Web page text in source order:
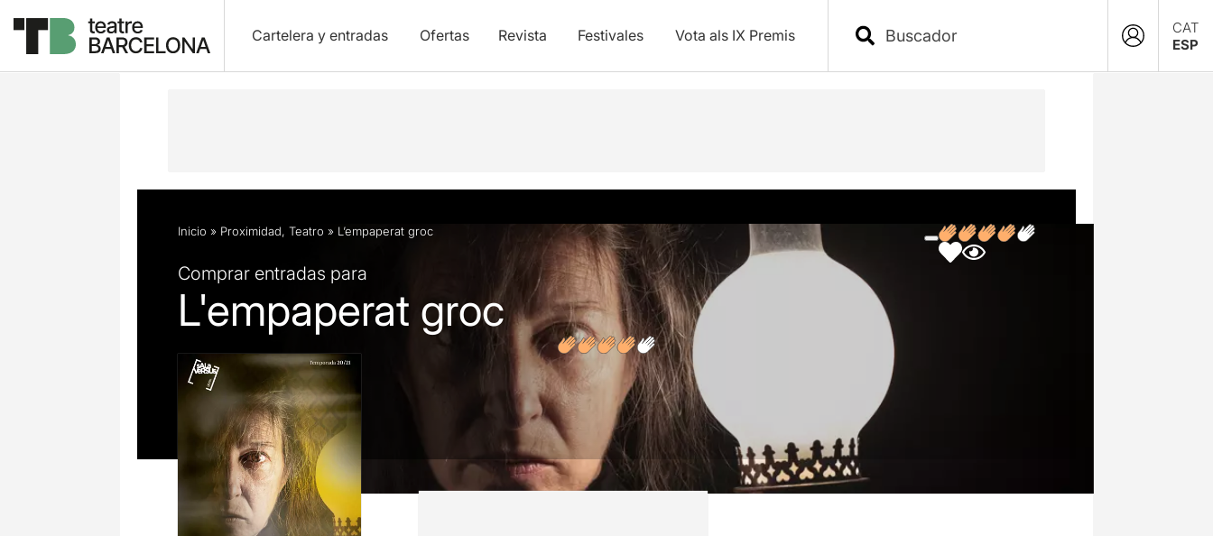
Cartelera y entradas Ofertas Revista Festivales Vota als IX Premis
CAT
ESP
Descripción Ficha artística Fotos y vídeos Opiniones Artículos
Inicio » Proximidad, Teatro » L’empaperat groc
Comprar entradas para
L'empaperat groc